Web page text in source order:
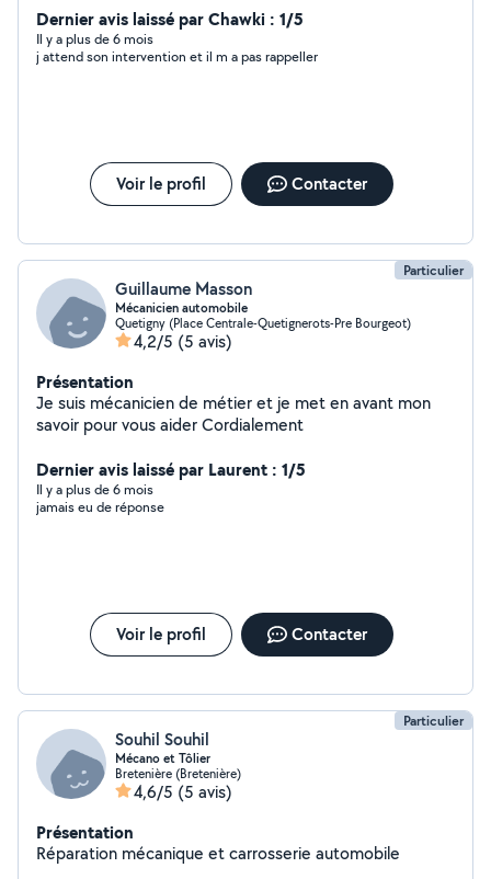
Dernier avis laissé par Chawki : 1/5
Il y a plus de 6 mois
j attend son intervention et il m a pas rappeller
Voir le profil Contacter
Particulier
Guillaume Masson
Mécanicien automobile
Quetigny (Place Centrale-Quetignerots-Pre Bourgeot)
4,2/5 (5 avis)
Présentation
Je suis mécanicien de métier et je met en avant mon
savoir pour vous aider Cordialement
Dernier avis laissé par Laurent : 1/5
Il y a plus de 6 mois
jamais eu de réponse
Voir le profil Contacter
Particulier
Souhil Souhil
Mécano et Tôlier
Bretenière (Bretenière)
4,6/5 (5 avis)
Présentation
Réparation mécanique et carrosserie automobile